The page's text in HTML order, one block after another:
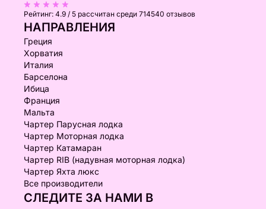
Рейтинг: 4.9 / 5 рассчитан среди 714540 отзывов
НАПРАВЛЕНИЯ
Греция
Хорватия
Италия
Барселона
Ибица
Франция
Мальта
Чартер Парусная лодка
Чартер Моторная лодка
Чартер Катамаран
Чартер RIB (надувная моторная лодка)
Чартер Яхта люкс
Все производители
СЛЕДИТЕ ЗА НАМИ В